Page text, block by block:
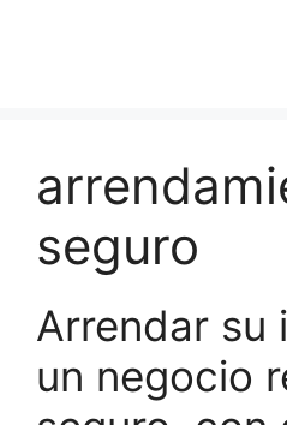
seguro
Arrendar su
un negocio